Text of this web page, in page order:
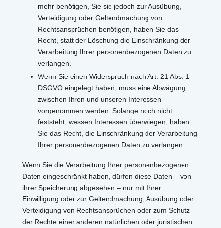
mehr benötigen, Sie sie jedoch zur Ausübung,
Verteidigung oder Geltendmachung von
Rechtsansprüchen benötigen, haben Sie das
Recht, statt der Löschung die Einschränkung der
Verarbeitung Ihrer personenbezogenen Daten zu
verlangen.
Wenn Sie einen Widerspruch nach Art. 21 Abs. 1
DSGVO eingelegt haben, muss eine Abwägung
zwischen Ihren und unseren Interessen
vorgenommen werden. Solange noch nicht
feststeht, wessen Interessen überwiegen, haben
Sie das Recht, die Einschränkung der Verarbeitung
Ihrer personenbezogenen Daten zu verlangen.
Wenn Sie die Verarbeitung Ihrer personenbezogenen
Daten eingeschränkt haben, dürfen diese Daten – von
ihrer Speicherung abgesehen – nur mit Ihrer
Einwilligung oder zur Geltendmachung, Ausübung oder
Verteidigung von Rechtsansprüchen oder zum Schutz
der Rechte einer anderen natürlichen oder juristischen